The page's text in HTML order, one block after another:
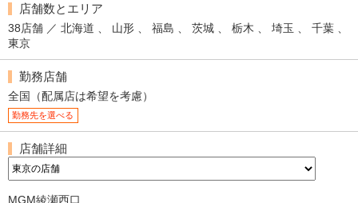
店舗数とエリア
38店舗 ／ 北海道 、 山形 、 福島 、 茨城 、 栃木 、 埼玉 、 千葉 、
東京
勤務店舗
全国（配属店は希望を考慮）
勤務先を選べる
店舗詳細
MGM綾瀬西口